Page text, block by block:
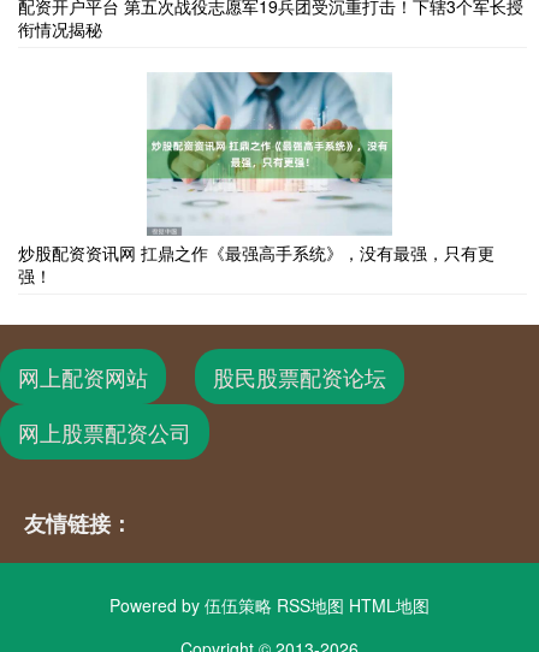
配资开户平台 第五次战役志愿军19兵团受沉重打击！下辖3个军长授
衔情况揭秘
炒股配资资讯网 扛鼎之作《最强高手系统》，没有最强，只有更
强！
网上配资网站
股民股票配资论坛
网上股票配资公司
友情链接：
Powered by 伍伍策略 RSS地图 HTML地图